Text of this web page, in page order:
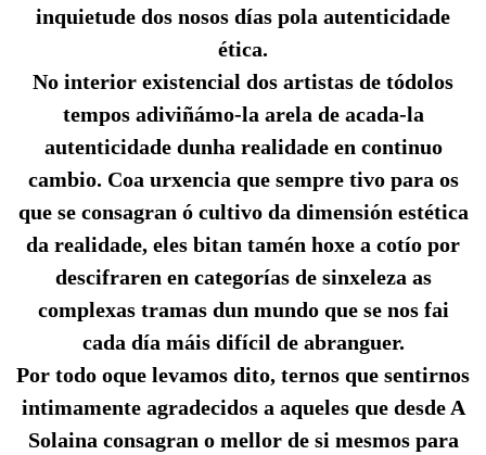
inquietude dos nosos días pola autenticidade
ética.
No interior existencial dos artistas de tódolos
tempos adiviñámo-la arela de acada-la
autenticidade dunha realidade en continuo
cambio. Coa urxencia que sempre tivo para os
que se consagran ó cultivo da dimensión estética
da realidade, eles bitan tamén hoxe a cotío por
descifraren en categorías de sinxeleza as
complexas tramas dun mundo que se nos fai
cada día máis difícil de abranguer.
Por todo oque levamos dito, ternos que sentirnos
intimamente agradecidos a aqueles que desde A
Solaina consagran o mellor de si mesmos para